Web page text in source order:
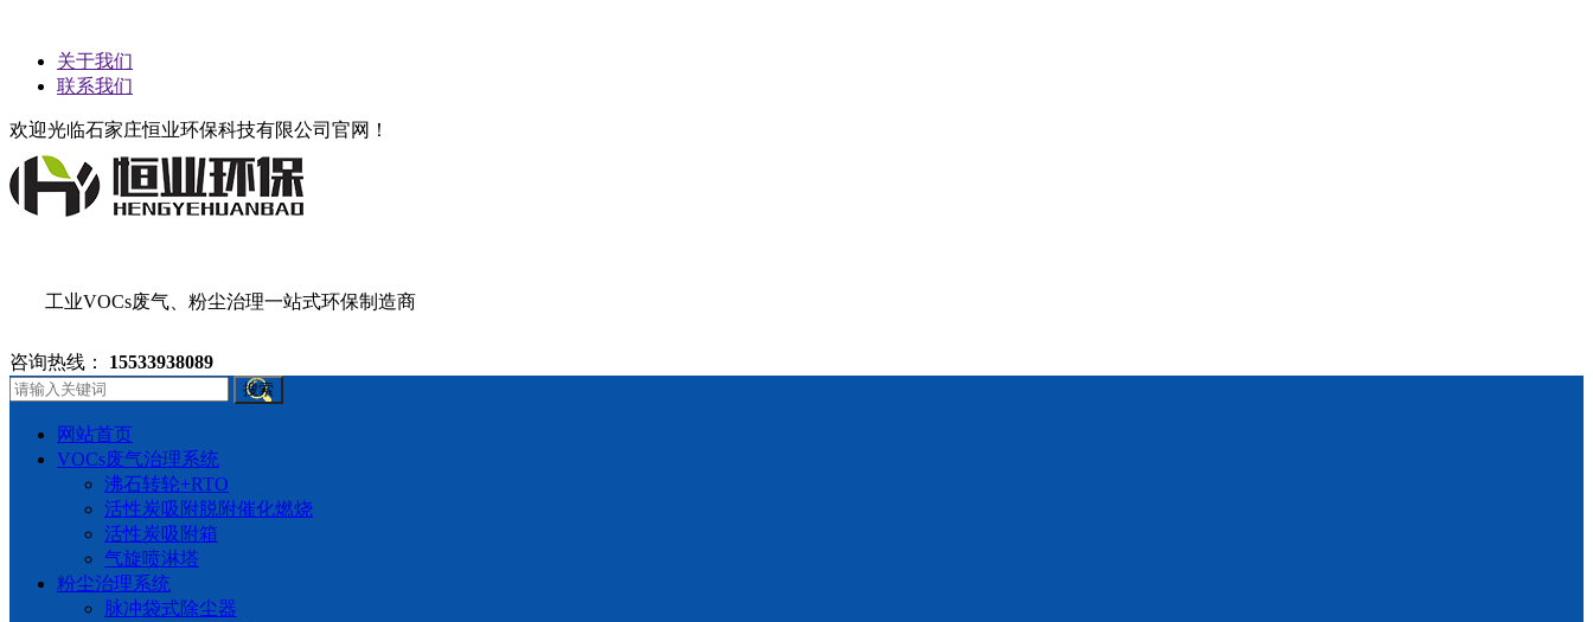
关于我们
联系我们
欢迎光临石家庄恒业环保科技有限公司官网！
工业VOCs废气、粉尘治理一站式环保制造商
咨询热线： 15533938089
搜索
网站首页
VOCs废气治理系统
沸石转轮+RTO
活性炭吸附脱附催化燃烧
活性炭吸附箱
气旋喷淋塔
粉尘治理系统
脉冲袋式除尘器